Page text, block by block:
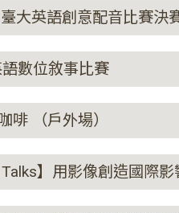
大英語創意配音比賽決
數位敘事比賽
（戶外場）
】用影像創造國際影